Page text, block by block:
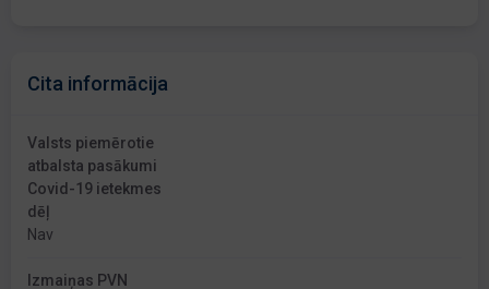
Cita informācija
Valsts piemērotie
atbalsta pasākumi
Covid-19 ietekmes
dēļ
Nav
Izmaiņas PVN